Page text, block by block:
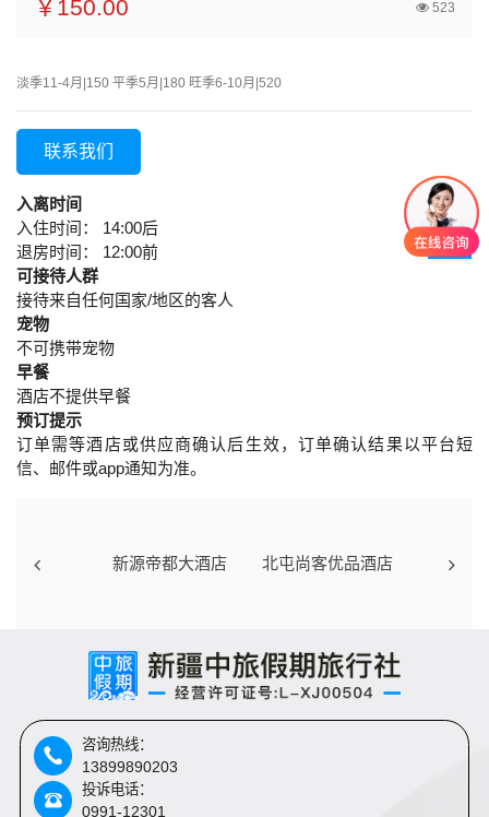
￥150.00 523
淡季11-4月|150 平季5月|180 旺季6-10月|520
联系我们
入离时间
入住时间： 14:00后
退房时间： 12:00前
可接待人群
接待来自任何国家/地区的客人
宠物
不可携带宠物
早餐
酒店不提供早餐
预订提示
订单需等酒店或供应商确认后生效，订单确认结果以平台短
信、邮件或app通知为准。
新源帝都大酒店 北屯尚客优品酒店
咨询热线：
13899890203
投诉电话：
0991-12301